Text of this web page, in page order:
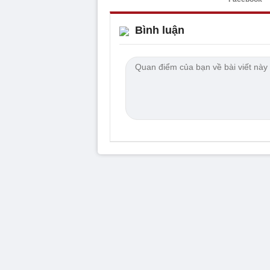
Bình luận